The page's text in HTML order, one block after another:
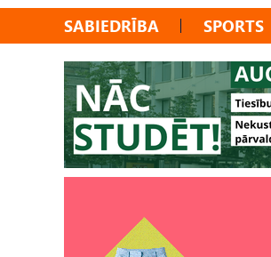
SABIEDRĪBA SPORTS